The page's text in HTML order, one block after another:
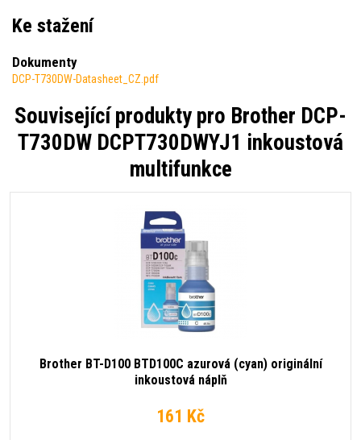
Ke stažení
Dokumenty
DCP-T730DW-Datasheet_CZ.pdf
Související produkty pro Brother DCP-
T730DW DCPT730DWYJ1 inkoustová
multifunkce
Brother BT-D100 BTD100C azurová (cyan) originální
inkoustová náplň
161 Kč